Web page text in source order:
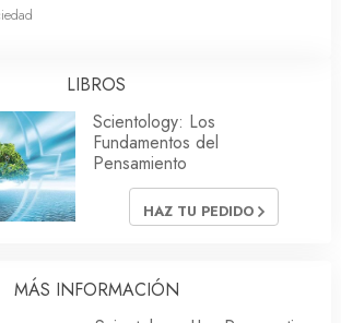
LIBROS
Scientology: Los
Fundamentos del
Pensamiento
HAZ TU PEDIDO
MÁS INFORMACIÓN